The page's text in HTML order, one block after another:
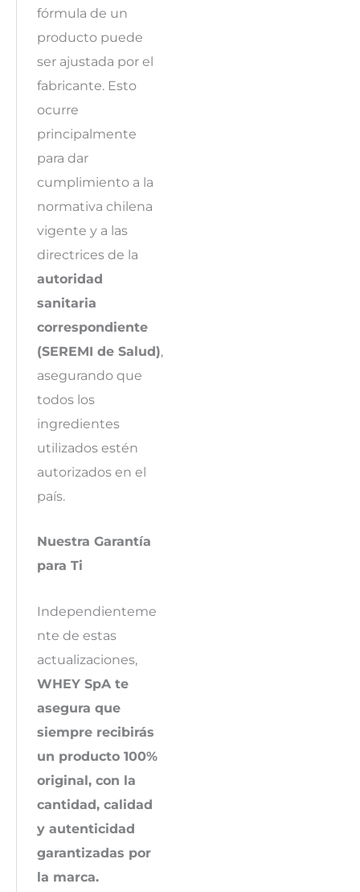
fórmula de un
producto puede
ser ajustada por el
fabricante. Esto
ocurre
principalmente
para dar
cumplimiento a la
normativa chilena
vigente y a las
directrices de la
autoridad
sanitaria
correspondiente
(SEREMI de Salud),
asegurando que
todos los
ingredientes
utilizados estén
autorizados en el
país.
Nuestra Garantía
para Ti
Independienteme
nte de estas
actualizaciones,
WHEY SpA te
asegura que
siempre recibirás
un producto 100%
original, con la
cantidad, calidad
y autenticidad
garantizadas por
la marca.